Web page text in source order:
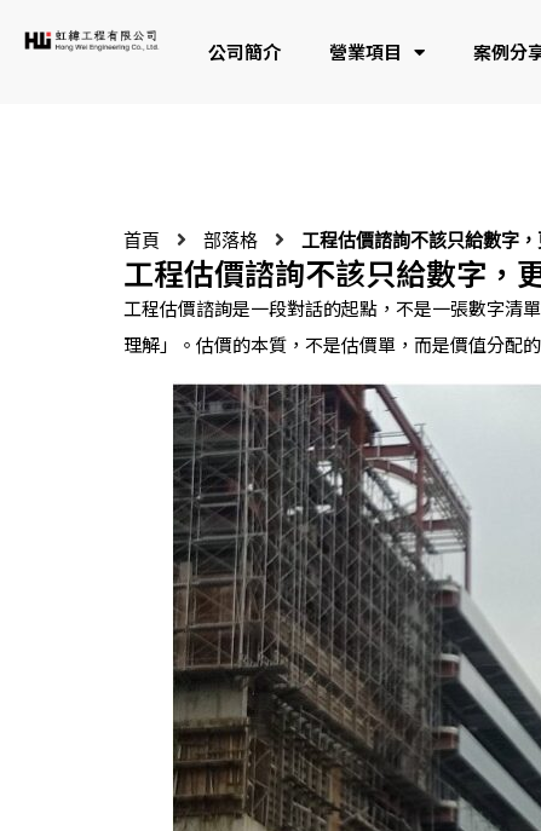
公司簡介 營業項目 案例分
首頁 部落格 工程估價諮詢不該只給數字
工程估價諮詢不該只給數字，
工程估價諮詢是一段對話的起點，不是一張數字清
理解」。估價的本質，不是估價單，而是價值分配的